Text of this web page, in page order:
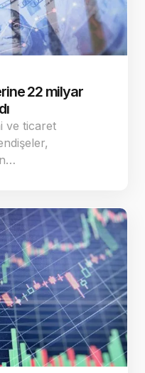
22 milyar
ve ticaret